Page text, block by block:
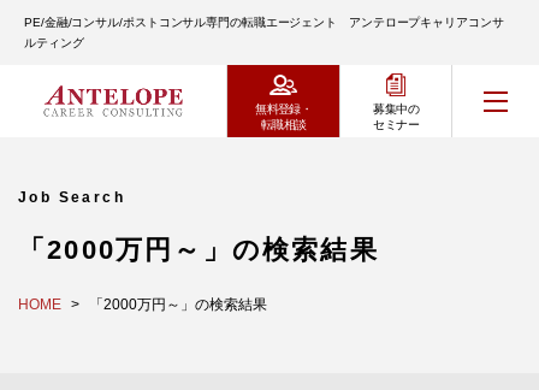
PE/金融/コンサル/ポストコンサル専門の転職エージェント アンテロープキャリアコンサ
ルティング
無料登録・
転職相談
募集中の
セミナー
Job Search
「2000万円～」の検索結果
HOME 「2000万円～」の検索結果